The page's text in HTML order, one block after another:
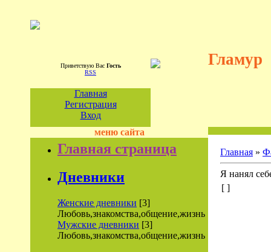
Приветствую Вас Гость
RSS
Гламур
Главная
Регистрация
Вход
меню сайта
Главная страница
Дневники
Женские дневники [3]
Любовь,знакомства,общение,жизнь
Мужские дневники [3]
Любовь,знакомства,общение,жизнь
Главная »
Я нанял
[ ]